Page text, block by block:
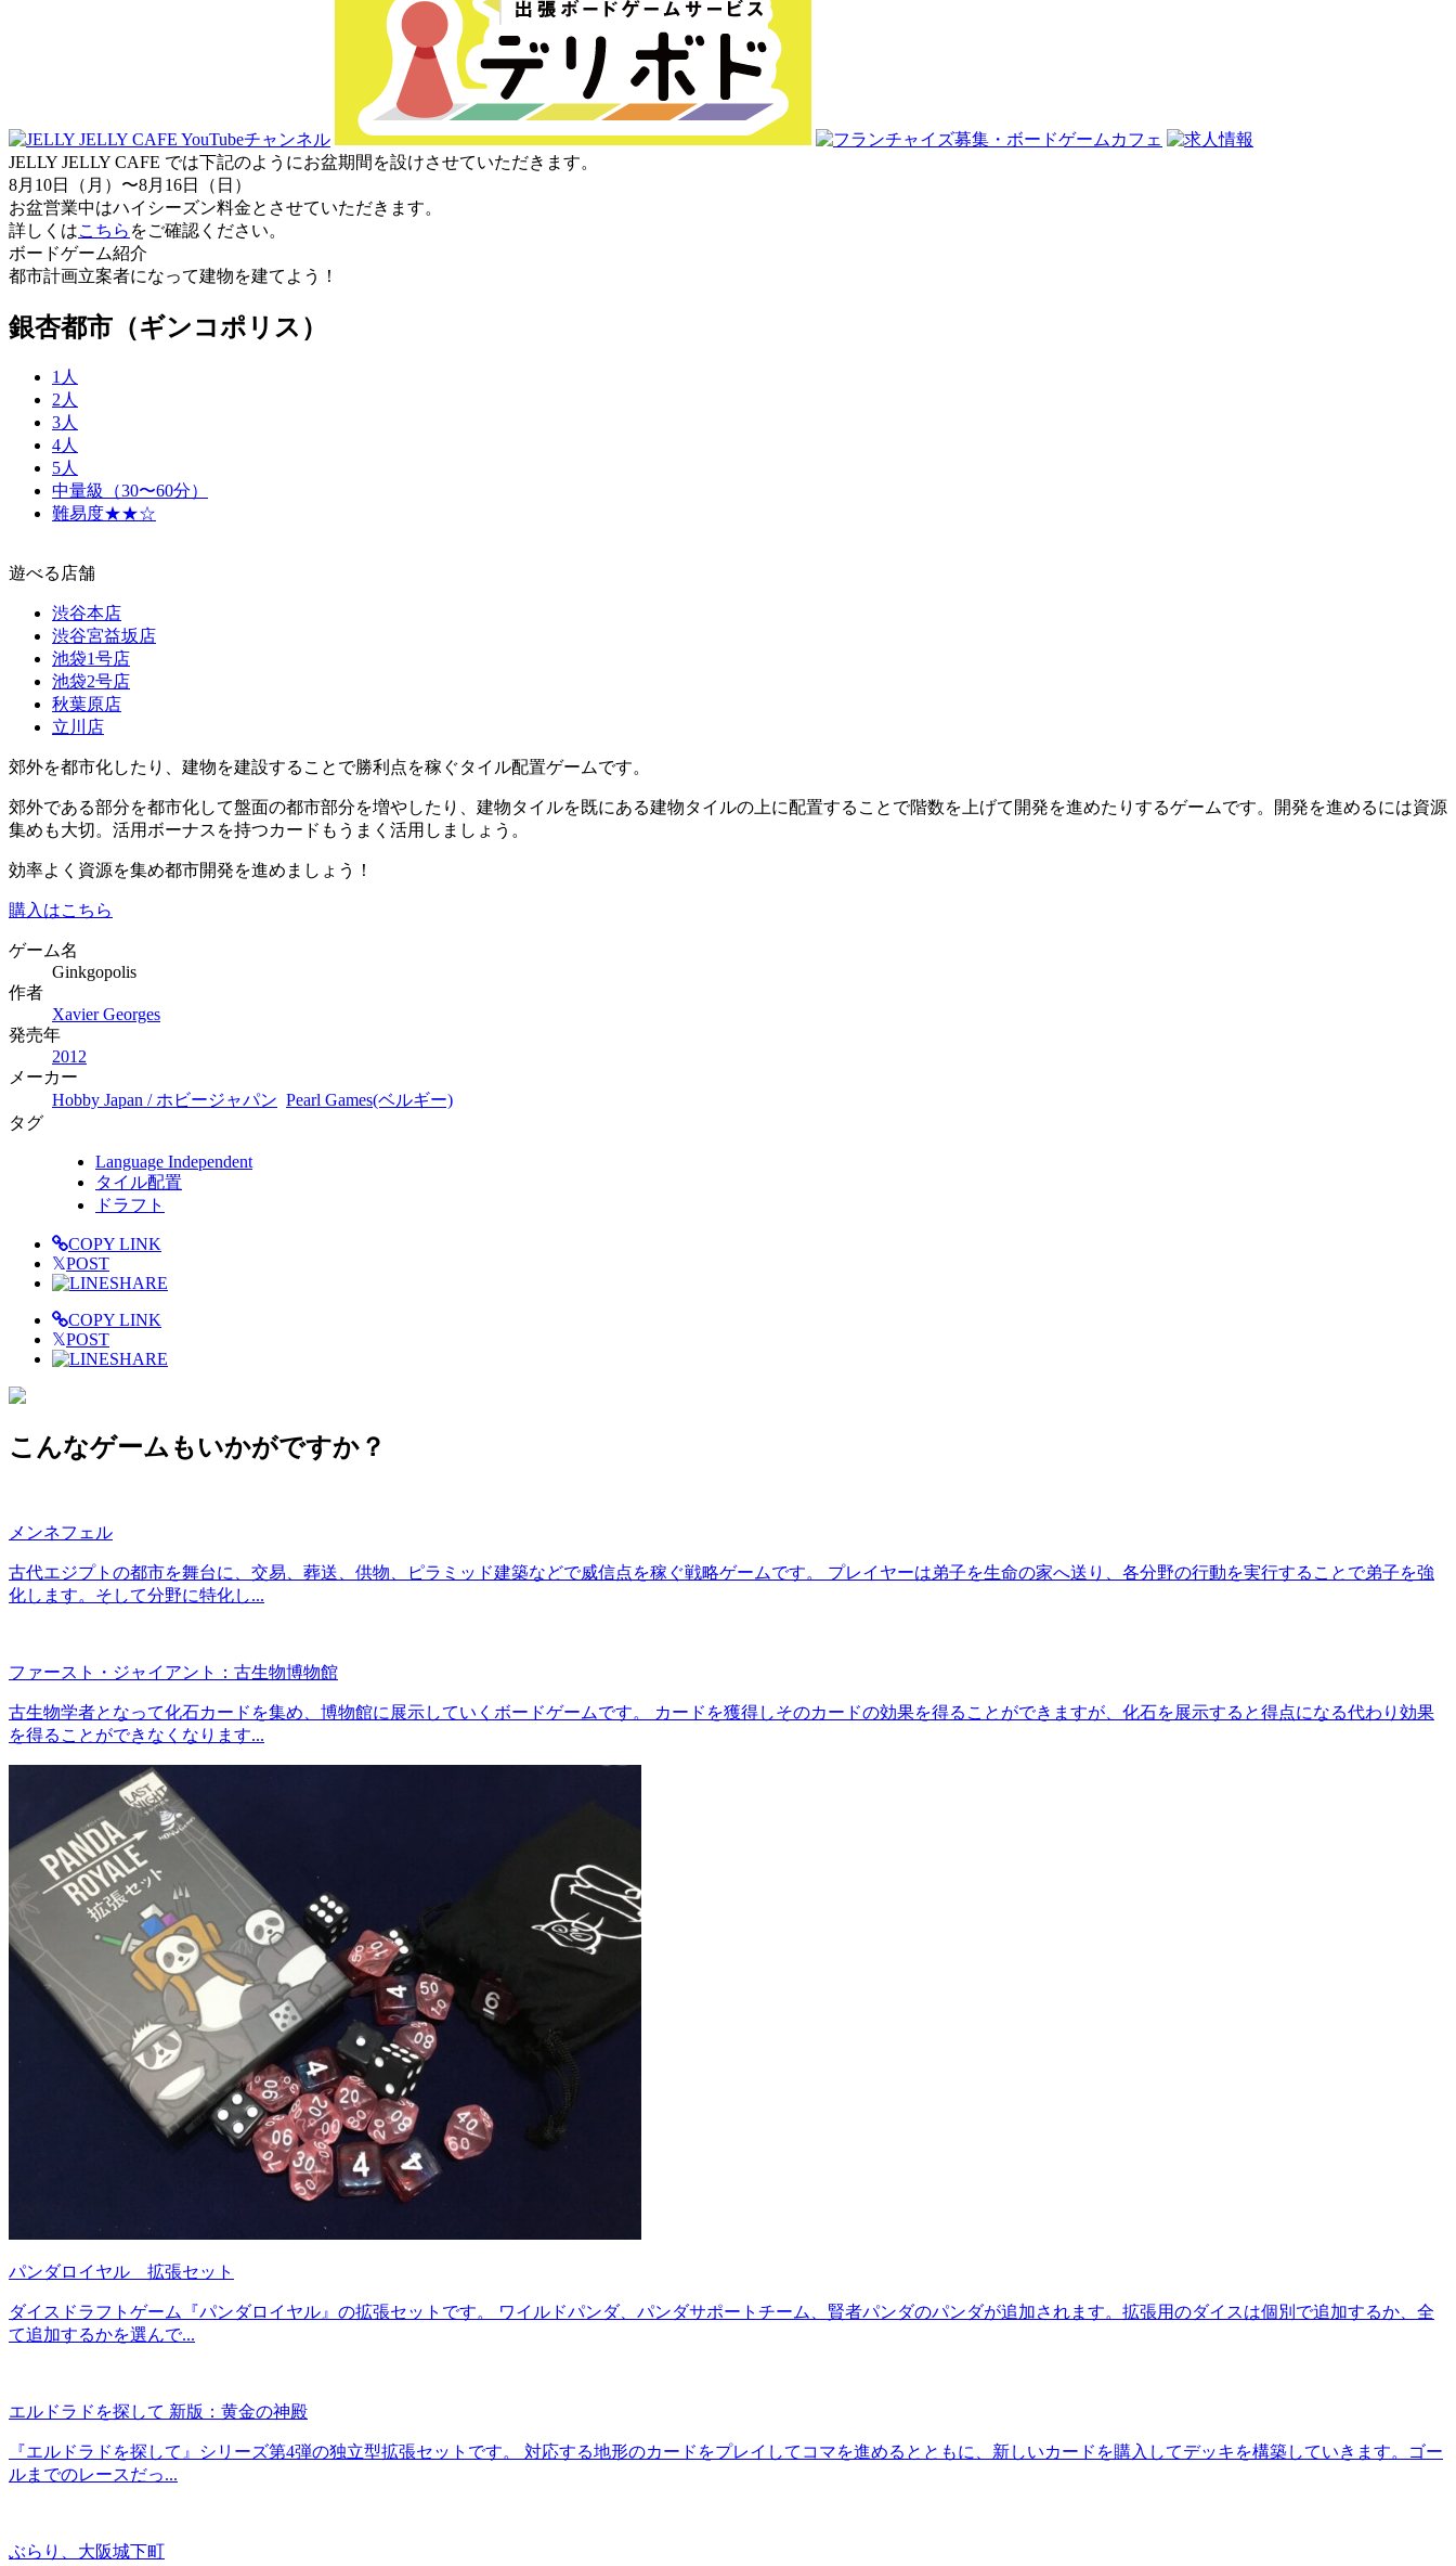
JELLY JELLY CAFE では下記のようにお盆期間を設けさせていただきます。
8月10日（月）〜8月16日（日）
お盆営業中はハイシーズン料金とさせていただきます。
詳しくはこちら をご確認ください。
ボードゲーム紹介
都市計画立案者になって建物を建てよう！
銀杏都市（ギンコポリス）
1人
2人
3人
4人
5人
中量級（30〜60分）
難易度★★☆
遊べる店舗
渋谷本店
渋谷宮益坂店
池袋1号店
池袋2号店
秋葉原店
立川店
郊外を都市化したり、建物を建設することで勝利点を稼ぐタイル配置ゲームです。
郊外である部分を都市化して盤面の都市部分を増やしたり、建物タイルを既にある建物タイルの上に配置することで階数を上げて開発を進めたりするゲームです。開発を進めるには資源
集めも大切。活用ボーナスを持つカードもうまく活用しましょう。
効率よく資源を集め都市開発を進めましょう！
購入はこちら
ゲーム名
Ginkgopolis
作者
Xavier Georges
発売年
2012
メーカー
Hobby Japan / ホビージャパン Pearl Games(ベルギー)
タグ
Language Independent
タイル配置
ドラフト
COPY LINK
𝕏POST
SHARE
COPY LINK
𝕏POST
SHARE
こんなゲームもいかがですか？
メンネフェル
古代エジプトの都市を舞台に、交易、葬送、供物、ピラミッド建築などで威信点を稼ぐ戦略ゲームです。 プレイヤーは弟子を生命の家へ送り、各分野の行動を実行することで弟子を強
化します。そして分野に特化し...
ファースト・ジャイアント：古生物博物館
古生物学者となって化石カードを集め、博物館に展示していくボードゲームです。 カードを獲得しそのカードの効果を得ることができますが、化石を展示すると得点になる代わり効果
を得ることができなくなります...
パンダロイヤル 拡張セット
ダイスドラフトゲーム『パンダロイヤル』の拡張セットです。 ワイルドパンダ、パンダサポートチーム、賢者パンダのパンダが追加されます。拡張用のダイスは個別で追加するか、全
て追加するかを選んで...
エルドラドを探して 新版：黄金の神殿
『エルドラドを探して』シリーズ第4弾の独立型拡張セットです。 対応する地形のカードをプレイしてコマを進めるとともに、新しいカードを購入してデッキを構築していきます。ゴー
ルまでのレースだっ...
ぶらり、大阪城下町